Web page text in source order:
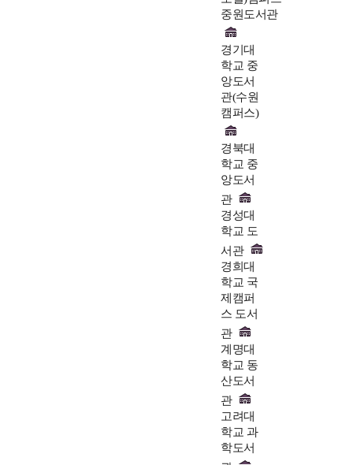
중원도서관
경기대
학교 중
앙도서
관(수원
캠퍼스)
경북대
학교 중
앙도서
관
경성대
학교 도
서관
경희대
학교 국
제캠퍼
스 도서
관
계명대
학교 동
산도서
관
고려대
학교 과
학도서